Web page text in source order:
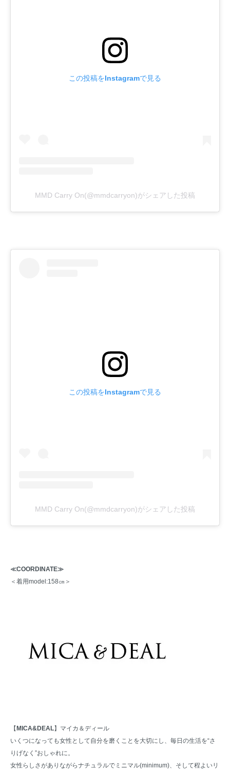
この投稿をInstagramで見る
MMD Carry On(@mmdcarryon)がシェアした投稿
この投稿をInstagramで見る
MMD Carry On(@mmdcarryon)がシェアした投稿
≪COORDINATE≫
＜着用model:158㎝＞
【 MICA&DEAL】マイカ＆ディール
いくつになっても女性として自分を磨くことを大切にし、毎日の生活を“さ
りげなく”おしゃれに。
女性らしさがありながらナチュラルでミニマル(minimum)、そして程よいリ